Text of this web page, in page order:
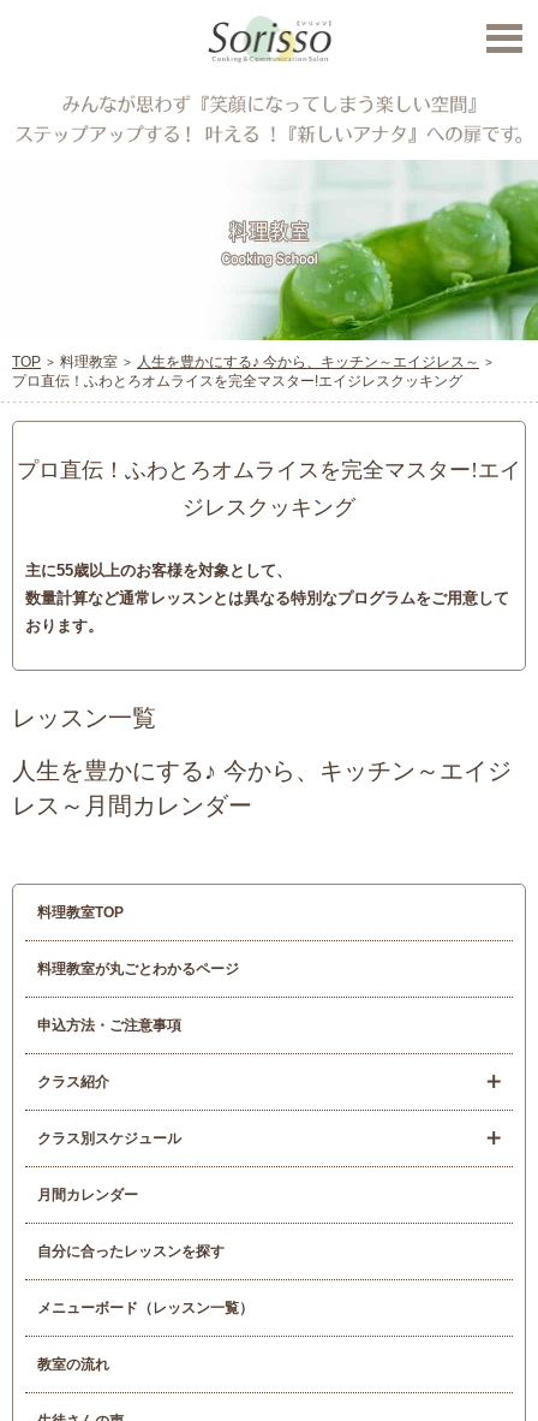
TOP 料理教室
人生を豊かにする♪ 今から、キッチン～エイジレス～
プロ直伝！ふわとろオムライスを完全マスター!エイジレスクッキング
プロ直伝！ふわとろオムライスを完全マスター!エイ
ジレスクッキング
主に55歳以上のお客様を対象として、
数量計算など通常レッスンとは異なる特別なプログラムをご用意して
おります。
レッスン一覧
人生を豊かにする♪ 今から、キッチン～エイジ
レス～月間カレンダー
料理教室TOP
料理教室が丸ごとわかるページ
申込方法・ご注意事項
クラス紹介
クラス別スケジュール
月間カレンダー
自分に合ったレッスンを探す
メニューボード（レッスン一覧）
教室の流れ